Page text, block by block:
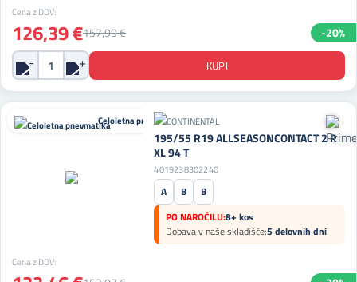
Cena z DDV:
126,39 €157,99 € -20%
Celoletna pnevmatika
195/55 R19 ALLSEASONCONTACT 2 R
XL 94 T
4019238302240
A B
B
PO NAROČILU:8+ kos
Dobava v naše skladišče:5 delovnih dni
Cena z DDV: